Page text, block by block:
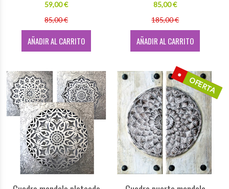
59,00 €
85,00 €
AÑADIR AL CARRITO
85,00 €
185,00 €
AÑADIR AL CARRITO
OFERTA